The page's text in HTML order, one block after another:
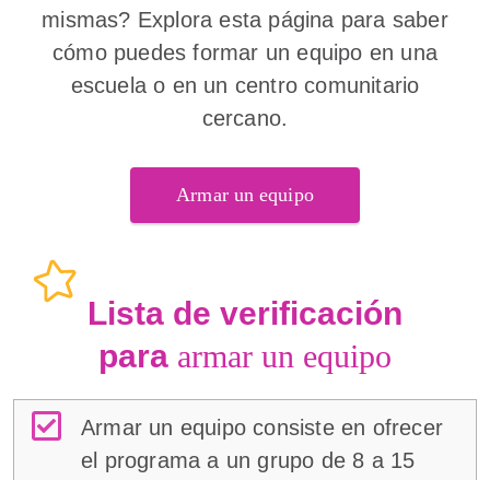
mismas? Explora esta página para saber
cómo puedes formar un equipo en una
escuela o en un centro comunitario
cercano.
Armar un equipo
Lista de verificación
para armar un equipo
Armar un equipo consiste en ofrecer
el programa a un grupo de 8 a 15